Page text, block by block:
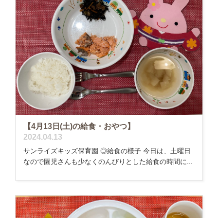
【4月13日(土)の給食・おやつ】
2024.04.13
サンライズキッズ保育園 ◎給食の様子 今日は、土曜日
なので園児さんも少なくのんびりとした給食の時間に...